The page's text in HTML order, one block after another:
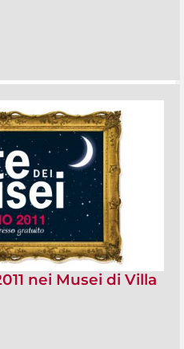
nei Musei di Villa